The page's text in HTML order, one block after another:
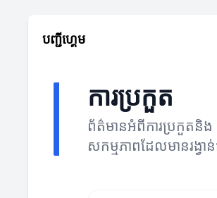
បញ្ជីហ្គេម
ការប្រកួត
ព័ត៌មានអំពីការប្រកួតនិង
សកម្មភាពដែលមានរង្វា